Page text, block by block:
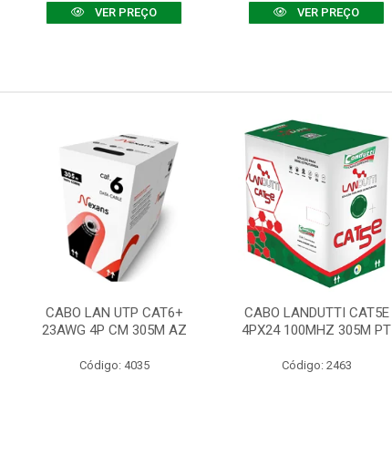
VER PREÇO VER PREÇO
CABO LAN UTP CAT6+
23AWG 4P CM 305M AZ
Código: 4035
CABO LANDUTTI CAT5E
4PX24 100MHZ 305M PT
Código: 2463